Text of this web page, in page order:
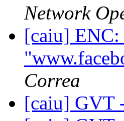
Network
[caiu] ENC:
Correa
[caiu] GVT